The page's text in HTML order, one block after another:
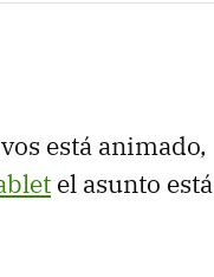
está animado,
el asunto está